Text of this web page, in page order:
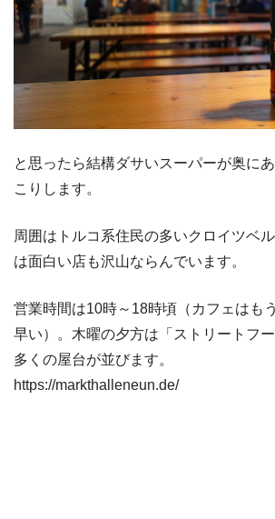
と思ったら結構ダサいスーパーが奥に
こりします。
周囲はトルコ系住民の多いクロイツベ
は面白い店も沢山ならんでいます。
営業時間は10時～18時頃（カフェはも
早い）。木曜の夕方は「ストリートフー
多くの屋台が並びます。
https://markthalleneun.de/